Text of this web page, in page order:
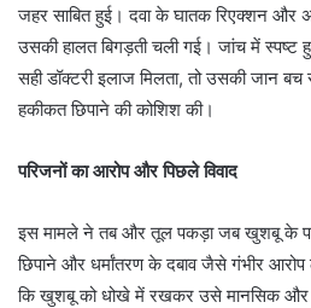
जहर साबित हुई। दवा के घातक रिएक्शन और
उसकी हालत बिगड़ती चली गई। जांच में
सही डॉक्टरी इलाज मिलता, तो उसकी जान
हकीकत छिपाने की कोशिश की।
परिजनों का आरोप और पिछले विवाद
​इस मामले ने तब और तूल पकड़ा जब खुशबू के
छिपाने और धर्मांतरण के दबाव जैसे गंभीर
कि खुशबू को धोखे में रखकर उसे मानसिक और